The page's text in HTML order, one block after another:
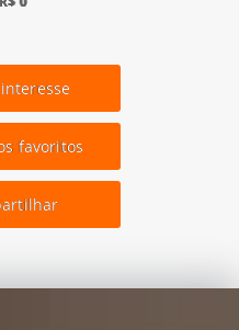
favoritos